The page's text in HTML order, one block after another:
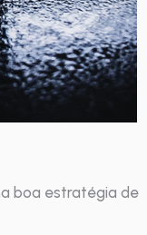
boa estratégia de